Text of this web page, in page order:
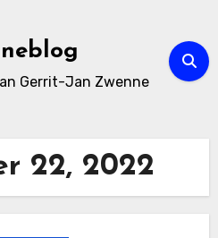
Gerrit-Jan Zwenne
22, 2022